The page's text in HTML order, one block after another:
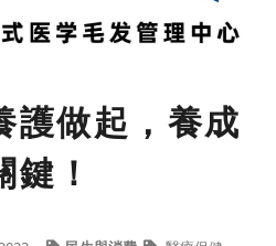
護做起，養成
！